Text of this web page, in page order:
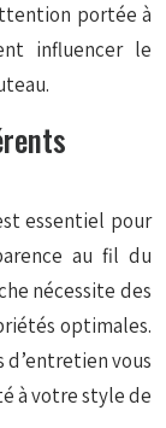
portée à
influencer le
essentiel pour
au fil du
nécessite des
optimales.
d’entretien vous
à votre style de